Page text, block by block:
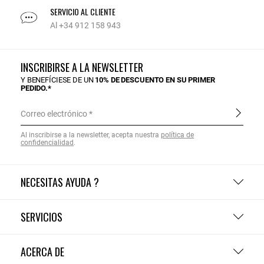
SERVICIO AL CLIENTE
Al +34 912 158 943
NECESITAS AYUDA ?
SERVICIOS
ACERCA DE
INSCRIBIRSE A LA NEWSLETTER
Y BENEFÍCIESE DE UN 10% DE DESCUENTO EN SU PRIMER
PEDIDO.*
Correo electrónico
Al inscribirse a la newsletter, acepta nuestra política de
confidencialidad.